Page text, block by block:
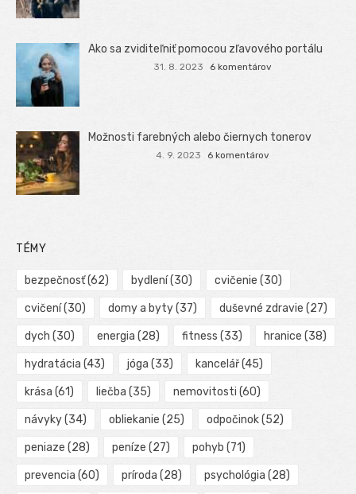
Ako sa zviditeľniť pomocou zľavového portálu
31. 8. 2023 6 komentárov
Možnosti farebných alebo čiernych tonerov
4. 9. 2023 6 komentárov
TÉMY
bezpečnosť(62) bydlení(30) cvičenie (30)
cvičení(30) domy a byty(37) duševné zdravie (27)
dych (30) energia (28) fitness (33) hranice (38)
hydratácia (43) jóga (33) kancelář(45)
krása (61) liečba (35) nemovitosti (60)
návyky(34) obliekanie (25) odpočinok(52)
peniaze (28) peníze (27) pohyb (71)
prevencia (60) príroda (28) psychológia (28)